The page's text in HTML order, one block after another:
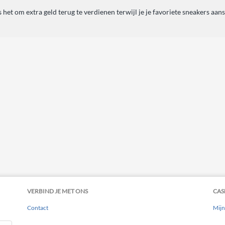
het om extra geld terug te verdienen terwijl je je favoriete sneakers
VERBIND JE MET ONS
Contact